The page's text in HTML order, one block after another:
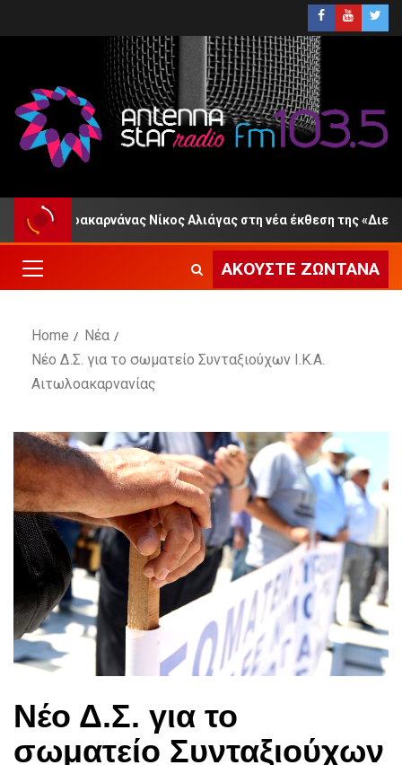
Νίκος Αλιάγας στη νέα έκθεση της
ΑΚΟΎΣΤΕ ΖΩΝΤΑΝΆ
Home
Νέα
Νέο Δ.Σ. για το σωματείο Συνταξιούχων Ι.Κ.Α.
Αιτωλοακαρνανίας
Νέο Δ.Σ. για το
σωματείο Συνταξιούχων